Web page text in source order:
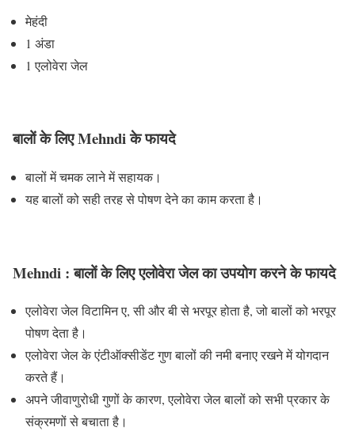
मेहंदी
1 अंडा
1 एलोवेरा जेल
बालों के लिए Mehndi के फायदे
बालों में चमक लाने में सहायक।
यह बालों को सही तरह से पोषण देने का काम करता है।
Mehndi : बालों के लिए एलोवेरा जेल का उपयोग करने के फायदे
एलोवेरा जेल विटामिन ए, सी और बी से भरपूर होता है, जो बालों को भरपूर
पोषण देता है।
एलोवेरा जेल के एंटीऑक्सीडेंट गुण बालों की नमी बनाए रखने में योगदान
करते हैं।
अपने जीवाणुरोधी गुणों के कारण, एलोवेरा जेल बालों को सभी प्रकार के
संक्रमणों से बचाता है।